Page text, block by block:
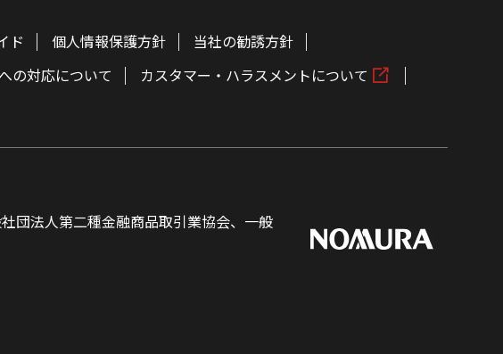
ド 個人情報保護方針
当社の勧誘方針
の対応について
カスタマー・ハラスメントについて
団法人第二種金融商品取引業協会、一般